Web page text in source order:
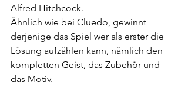
Alfred Hitchcock.
Ähnlich wie bei Cluedo, gewinnt
derjenige das Spiel wer als erster die
Lösung aufzählen kann, nämlich den
kompletten Geist, das Zubehör und
das Motiv.